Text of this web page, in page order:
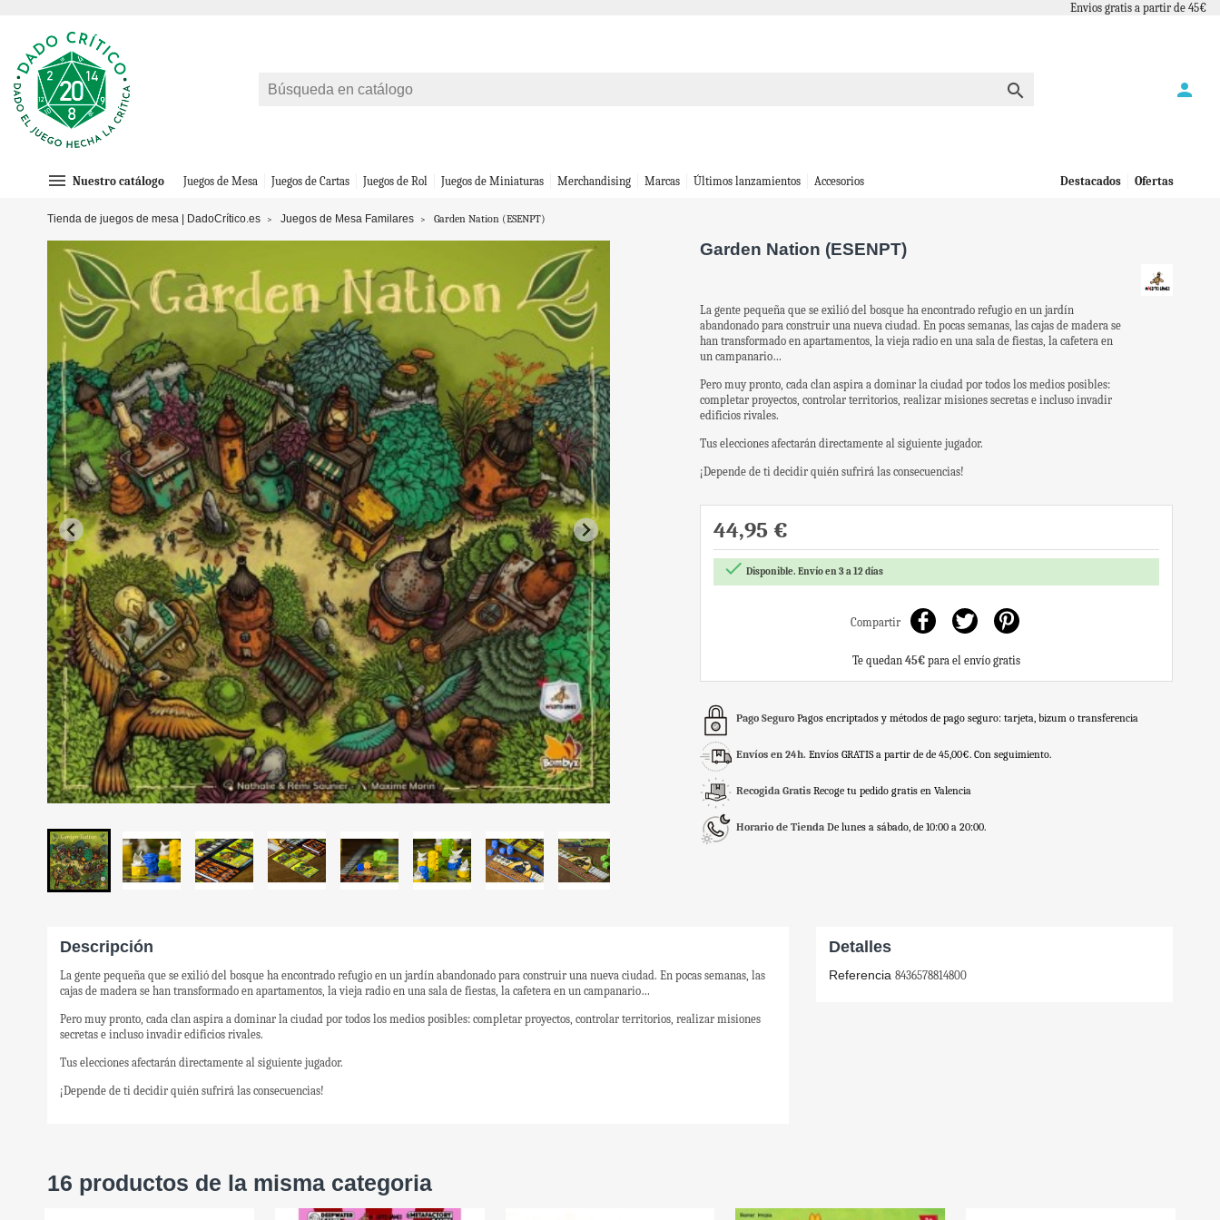
Envios gratis a partir de 45€
 person
menu Nuestro catálogo Juegos de Mesa Juegos de Cartas Juegos de Rol Juegos de Miniaturas Merchandising Marcas Últimos lanzamientos Accesorios Destacados Ofertas
Tienda de juegos de mesa | DadoCrítico.es Juegos de Mesa Familares Garden Nation (ESENPT)
Garden Nation (ESENPT)
La gente pequeña que se exilió del bosque ha encontrado refugio en un jardín
abandonado para construir una nueva ciudad. En pocas semanas, las cajas de madera se
han transformado en apartamentos, la vieja radio en una sala de fiestas, la cafetera en
un campanario…
Pero muy pronto, cada clan aspira a dominar la ciudad por todos los medios posibles:
completar proyectos, controlar territorios, realizar misiones secretas e incluso invadir
edificios rivales.
Tus elecciones afectarán directamente al siguiente jugador.
¡Depende de ti decidir quién sufrirá las consecuencias!
44,95 €
 Disponible. Envío en 3 a 12 días
Compartir
Te quedan45€ para el envío gratis
Pago Seguro Pagos encriptados y métodos de pago seguro: tarjeta, bizum o transferencia
Envíos en 24h. Envíos GRATIS a partir de de 45,00€. Con seguimiento.
Recogida Gratis Recoge tu pedido gratis en Valencia
Horario de Tienda De lunes a sábado, de 10:00 a 20:00.
Descripción
La gente pequeña que se exilió del bosque ha encontrado refugio en un jardín abandonado para construir una nueva ciudad. En pocas semanas, las
cajas de madera se han transformado en apartamentos, la vieja radio en una sala de fiestas, la cafetera en un campanario…
Pero muy pronto, cada clan aspira a dominar la ciudad por todos los medios posibles: completar proyectos, controlar territorios, realizar misiones
secretas e incluso invadir edificios rivales.
Tus elecciones afectarán directamente al siguiente jugador.
¡Depende de ti decidir quién sufrirá las consecuencias!
Detalles
Referencia 8436578814800
16 productos de la misma categoria